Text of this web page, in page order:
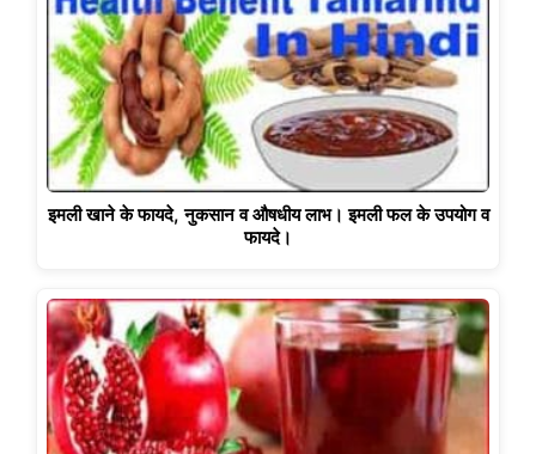
इमली खाने के फायदे, नुकसान व औषधीय लाभ। इमली फल के उपयोग व
फायदे।